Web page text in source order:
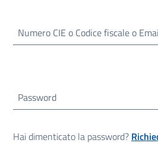
NumeroCIE o Codice fiscale o Email
Password
Hai dimenticato la password?